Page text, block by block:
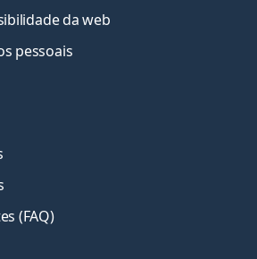
da web
pessoais
(FAQ)